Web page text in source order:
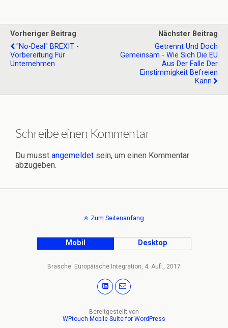
Vorheriger Beitrag
"No-Deal" BREXIT -
Vorbereitung Für
Unternehmen
Nächster Beitrag
Getrennt Und Doch
Gemeinsam - Wie Sich Die EU
Aus Der Falle Der
Einstimmigkeit Befreien
Kann
Schreibe einen Kommentar
Du musst angemeldet sein, um einen Kommentar
abzugeben.
Zum Seitenanfang
Mobil Desktop
Brasche: Europäische Integration, 4. Aufl., 2017
Bereitgestellt von
WPtouch Mobile Suite for WordPress